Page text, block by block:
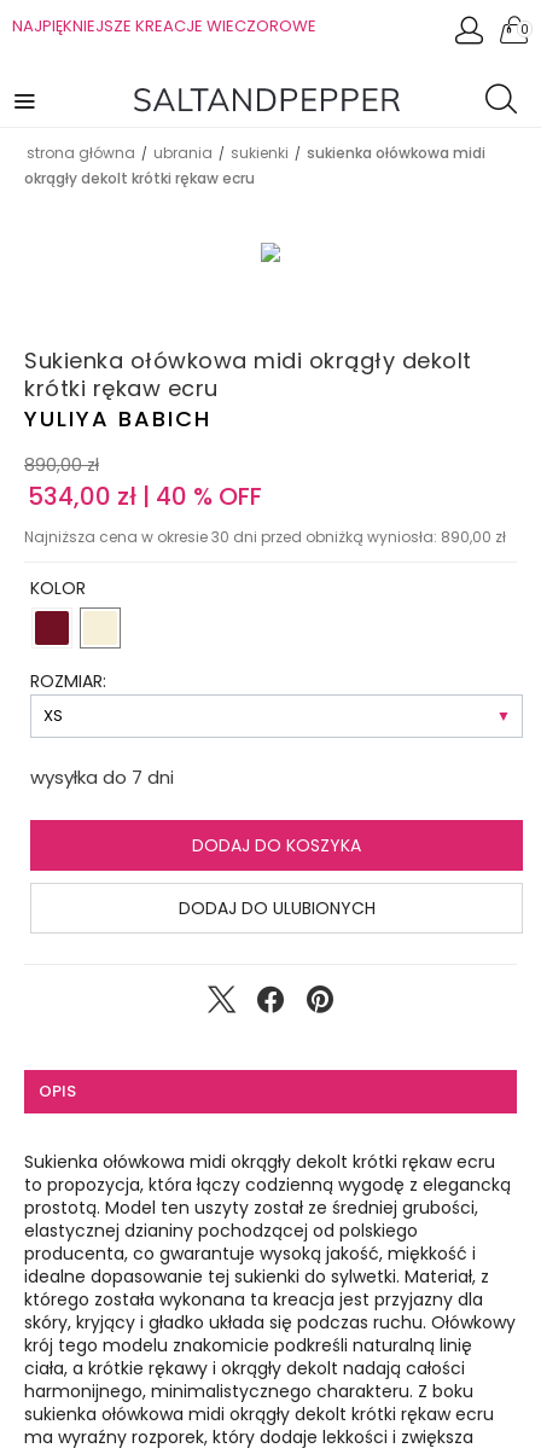
NAJPIĘKNIEJSZE KREACJE WIECZOROWE 0
strona główna / ubrania / sukienki / sukienka ołówkowa midi
okrągły dekolt krótki rękaw ecru
Sukienka ołówkowa midi okrągły dekolt
krótki rękaw ecru
YULIYA BABICH
890,00 zł
534,00 zł | 40 % OFF
Najniższa cena w okresie 30 dni przed obniżką wyniosła: 890,00 zł
KOLOR
ROZMIAR:
wysyłka do 7 dni
DODAJ DO KOSZYKA
DODAJ DO ULUBIONYCH
OPIS
Sukienka ołówkowa midi okrągły dekolt krótki rękaw ecru
to propozycja, która łączy codzienną wygodę z elegancką
prostotą. Model ten uszyty został ze średniej grubości,
elastycznej dzianiny pochodzącej od polskiego
producenta, co gwarantuje wysoką jakość, miękkość i
idealne dopasowanie tej sukienki do sylwetki. Materiał, z
którego została wykonana ta kreacja jest przyjazny dla
skóry, kryjący i gładko układa się podczas ruchu. Ołówkowy
krój tego modelu znakomicie podkreśli naturalną linię
ciała, a krótkie rękawy i okrągły dekolt nadają całości
harmonijnego, minimalistycznego charakteru. Z boku
sukienka ołówkowa midi okrągły dekolt krótki rękaw ecru
ma wyraźny rozporek, który dodaje lekkości i zwiększa